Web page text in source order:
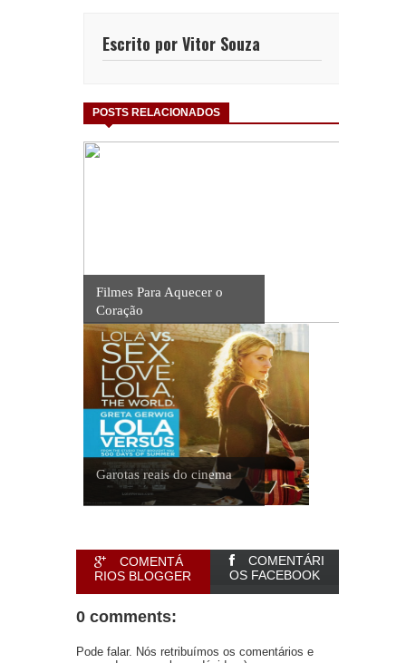
Escrito por Vitor Souza
POSTS RELACIONADOS
Filmes Para Aquecer o
Coração
Garotas reais do cinema
COMENTÁ
RIOS BLOGGER
COMENTÁRI
OS FACEBOOK
0 comments:
Pode falar. Nós retribuímos os comentários e